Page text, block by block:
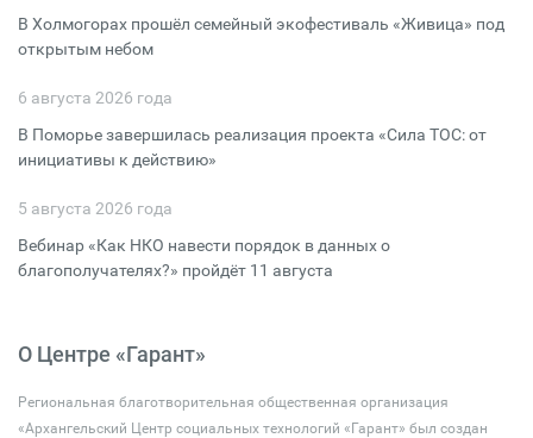
В Холмогорах прошёл семейный экофестиваль «Живица» под
открытым небом
6 августа 2026 года
В Поморье завершилась реализация проекта «Сила ТОС: от
инициативы к действию»
5 августа 2026 года
Вебинар «Как НКО навести порядок в данных о
благополучателях?» пройдёт 11 августа
О Центре «Гарант»
Региональная благотворительная общественная организация
«Архангельский Центр социальных технологий «Гарант» был создан